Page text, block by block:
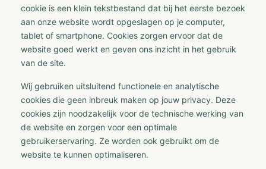
cookie is een klein tekstbestand dat bij het eerste bezoek
aan onze website wordt opgeslagen op je computer,
tablet of smartphone. Cookies zorgen ervoor dat de
website goed werkt en geven ons inzicht in het gebruik
van de site.
Wij gebruiken uitsluitend functionele en analytische
cookies die geen inbreuk maken op jouw privacy. Deze
cookies zijn noodzakelijk voor de technische werking van
de website en zorgen voor een optimale
gebruikerservaring. Ze worden ook gebruikt om de
website te kunnen optimaliseren.